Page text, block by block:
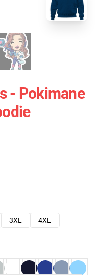
- Pokimane
3XL
4XL